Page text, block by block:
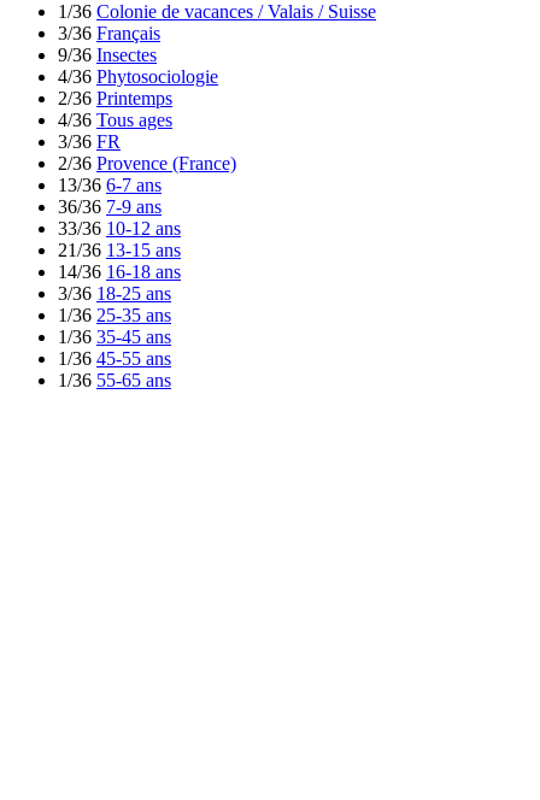
1/36 Colonie de vacances / Valais / Suisse
3/36 Français
9/36 Insectes
4/36 Phytosociologie
2/36 Printemps
4/36 Tous ages
3/36 FR
2/36 Provence (France)
13/36 6-7 ans
36/36 7-9 ans
33/36 10-12 ans
21/36 13-15 ans
14/36 16-18 ans
3/36 18-25 ans
1/36 25-35 ans
1/36 35-45 ans
1/36 45-55 ans
1/36 55-65 ans